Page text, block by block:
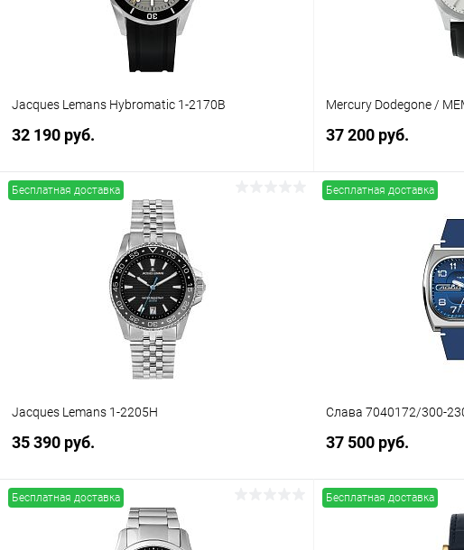
Jacques Lemans Hybromatic 1-2170B
32 190 руб.
В корзину
В наличии
Mercury Dodegone /
37 200 руб.
Купить в 1 клик
Бесплатная доставка
Jacques Lemans 1-2205H
35 390 руб.
В корзину
Бесплатная доставка
Слава 7040172/300-
37 500 руб.
В
Бесплатная доставка Бесплатная доставка